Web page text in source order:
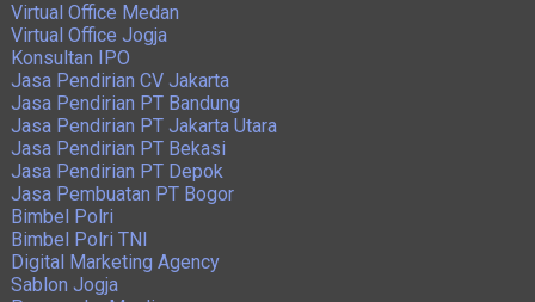
Virtual Office Medan
Virtual Office Jogja
Konsultan IPO
Jasa Pendirian CV Jakarta
Jasa Pendirian PT Bandung
Jasa Pendirian PT Jakarta Utara
Jasa Pendirian PT Bekasi
Jasa Pendirian PT Depok
Jasa Pembuatan PT Bogor
Bimbel Polri
Bimbel Polri TNI
Digital Marketing Agency
Sablon Jogja